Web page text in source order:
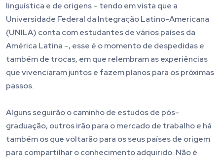
linguística e de origens – tendo em vista que a
Universidade Federal da Integração Latino-Americana
(UNILA) conta com estudantes de vários países da
América Latina –, esse é o momento de despedidas e
também de trocas, em que relembram as experiências
que vivenciaram juntos e fazem planos para os próximas
passos.
Alguns seguirão o caminho de estudos de pós-
graduação, outros irão para o mercado de trabalho e há
também os que voltarão para os seus países de origem
para compartilhar o conhecimento adquirido. Não é